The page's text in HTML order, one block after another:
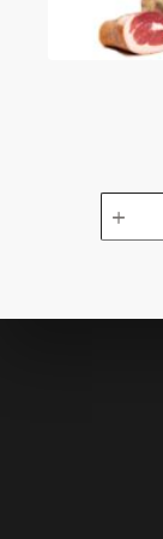
Box
Spring
Classic